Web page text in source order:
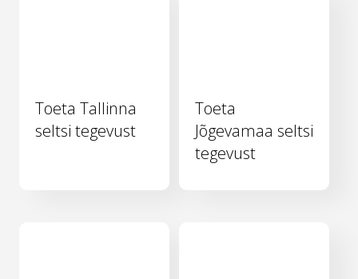
Toeta Tallinna
seltsi tegevust
Toeta
Jõgevamaa seltsi
tegevust